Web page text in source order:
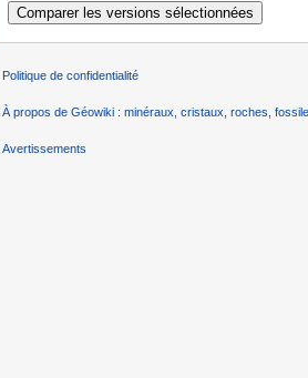
Politique de confidentialité
À propos de Géowiki : minéraux, cristaux, roches,
Avertissements